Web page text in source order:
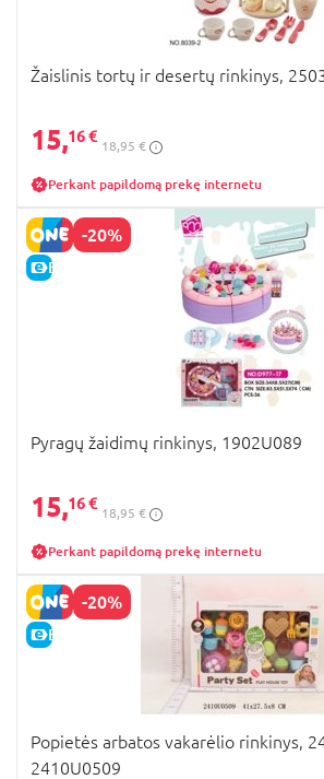
Žaislinis tortų ir desertų rinkinys,
15,16 €
18,95 €
Perkant papildomą prekę internetu
-20%
E-KAINA
Pyragų žaidimų rinkinys, 1902U089
15,16 €
18,95 €
Perkant papildomą prekę internetu
-20%
E-KAINA
Popietės arbatos vakarėlio rinkinys,
2410U0509